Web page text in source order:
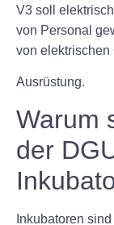
V3 soll
von Personal
von elektrischen
Ausrüstung.
Warum
der
Inkubatoren